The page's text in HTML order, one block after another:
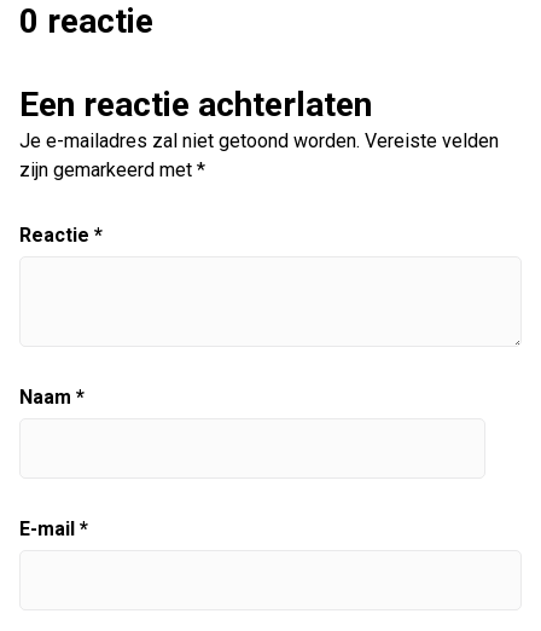
0 reactie
Een reactie achterlaten
Je e-mailadres zal niet getoond worden. Vereiste velden
zijn gemarkeerd met *
Reactie *
Naam *
E-mail *